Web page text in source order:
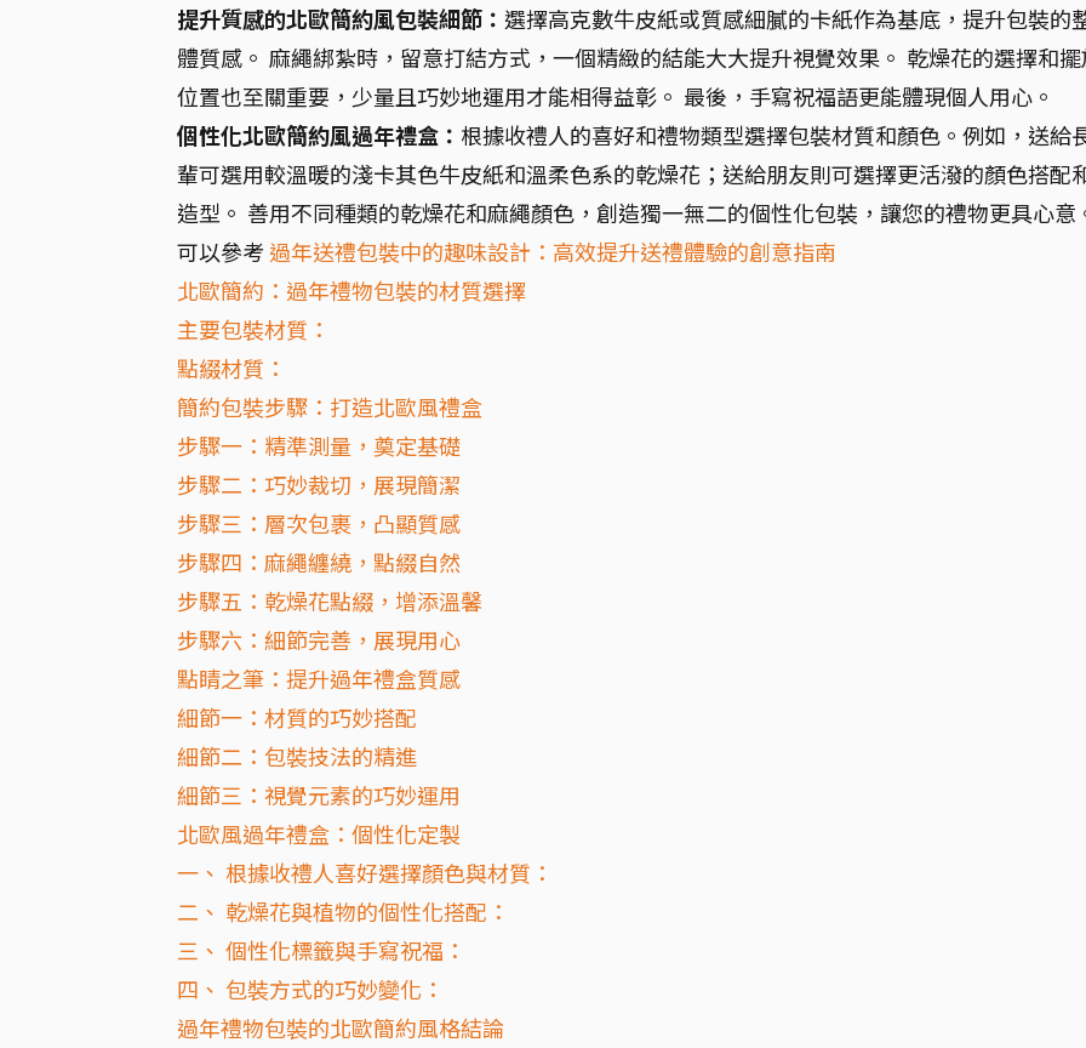
提升質感的北歐簡約風包裝細節： 選擇高克數牛皮紙或質感細膩的卡紙作為基底，提升包裝的
體質感。 麻繩綁紮時，留意打結方式，一個精緻的結能大大提升視覺效果。 乾燥花的選擇和擺
位置也至關重要，少量且巧妙地運用才能相得益彰。 最後，手寫祝福語更能體現個人用心。
個性化北歐簡約風過年禮盒： 根據收禮人的喜好和禮物類型選擇包裝材質和顏色。例如，送給
輩可選用較溫暖的淺卡其色牛皮紙和溫柔色系的乾燥花；送給朋友則可選擇更活潑的顏色搭配
造型。 善用不同種類的乾燥花和麻繩顏色，創造獨一無二的個性化包裝，讓您的禮物更具心意
可以參考 過年送禮包裝中的趣味設計：高效提升送禮體驗的創意指南
北歐簡約：過年禮物包裝的材質選擇
主要包裝材質：
點綴材質：
簡約包裝步驟：打造北歐風禮盒
步驟一：精準測量，奠定基礎
步驟二：巧妙裁切，展現簡潔
步驟三：層次包裹，凸顯質感
步驟四：麻繩纏繞，點綴自然
步驟五：乾燥花點綴，增添溫馨
步驟六：細節完善，展現用心
點睛之筆：提升過年禮盒質感
細節一：材質的巧妙搭配
細節二：包裝技法的精進
細節三：視覺元素的巧妙運用
北歐風過年禮盒：個性化定製
一、 根據收禮人喜好選擇顏色與材質：
二、 乾燥花與植物的個性化搭配：
三、 個性化標籤與手寫祝福：
四、 包裝方式的巧妙變化：
過年禮物包裝的北歐簡約風格結論